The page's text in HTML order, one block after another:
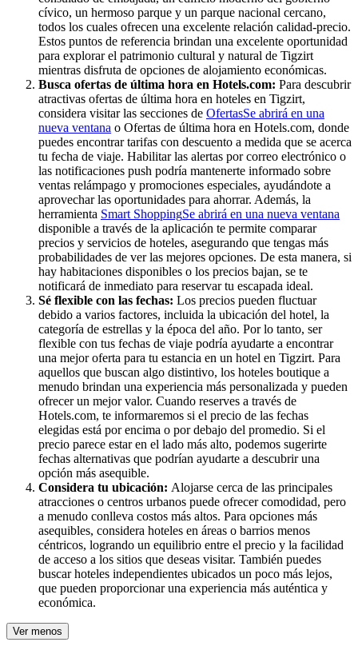
cívico, un hermoso parque y un parque nacional cercano,
todos los cuales ofrecen una excelente relación calidad-precio.
Estos puntos de referencia brindan una excelente oportunidad
para explorar el patrimonio cultural y natural de Tigzirt
mientras disfruta de opciones de alojamiento económicas.
Busca ofertas de última hora en Hotels.com: Para descubrir
atractivas ofertas de última hora en hoteles en Tigzirt,
considera visitar las secciones de OfertasSe abrirá en una
nueva ventana o Ofertas de última hora en Hotels.com, donde
puedes encontrar tarifas con descuento a medida que se acerca
tu fecha de viaje. Habilitar las alertas por correo electrónico o
las notificaciones push podría mantenerte informado sobre
ventas relámpago y promociones especiales, ayudándote a
aprovechar las oportunidades para ahorrar. Además, la
herramienta Smart ShoppingSe abrirá en una nueva ventana
disponible a través de la aplicación te permite comparar
precios y servicios de hoteles, asegurando que tengas más
probabilidades de ver las mejores opciones. De esta manera, si
hay habitaciones disponibles o los precios bajan, se te
notificará de inmediato para reservar tu escapada ideal.
Sé flexible con las fechas: Los precios pueden fluctuar
debido a varios factores, incluida la ubicación del hotel, la
categoría de estrellas y la época del año. Por lo tanto, ser
flexible con tus fechas de viaje podría ayudarte a encontrar
una mejor oferta para tu estancia en un hotel en Tigzirt. Para
aquellos que buscan algo distintivo, los hoteles boutique a
menudo brindan una experiencia más personalizada y pueden
ofrecer un mejor valor. Cuando reserves a través de
Hotels.com, te informaremos si el precio de las fechas
elegidas está por encima o por debajo del promedio. Si el
precio parece estar en el lado más alto, podemos sugerirte
fechas alternativas que podrían ayudarte a descubrir una
opción más asequible.
Considera tu ubicación: Alojarse cerca de las principales
atracciones o centros urbanos puede ofrecer comodidad, pero
a menudo conlleva costos más altos. Para opciones más
asequibles, considera hoteles en áreas o barrios menos
céntricos, logrando un equilibrio entre el precio y la facilidad
de acceso a los sitios que deseas visitar. También puedes
buscar hoteles independientes ubicados un poco más lejos,
que pueden proporcionar una experiencia más auténtica y
económica.
Ver menos